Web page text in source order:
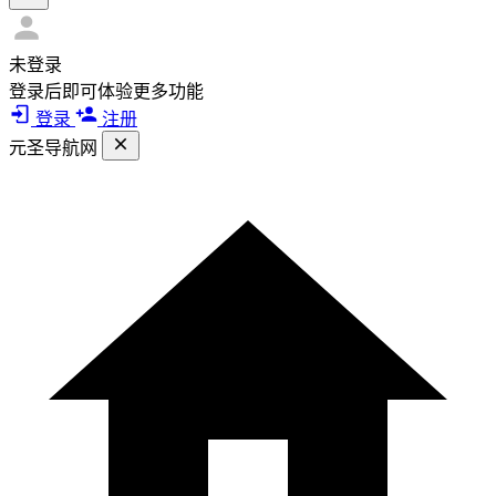
未登录
登录后即可体验更多功能
登录
注册
元圣导航网